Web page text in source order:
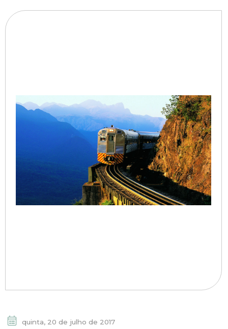
quinta, 20 de julho de 2017